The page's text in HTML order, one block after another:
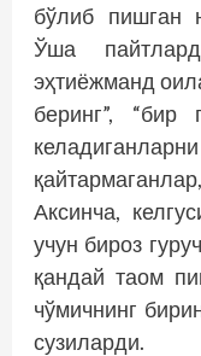
бўлиб пишган
Ўша
эҳтиёжманд
беринг”, “бир
Аксинча,
учун бироз
қандай таом
чўмичнинг
сузиларди.